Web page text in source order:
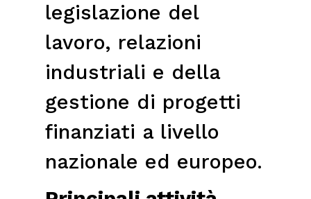
legislazione del
lavoro, relazioni
industriali e della
gestione di progetti
finanziati a livello
nazionale ed europeo.